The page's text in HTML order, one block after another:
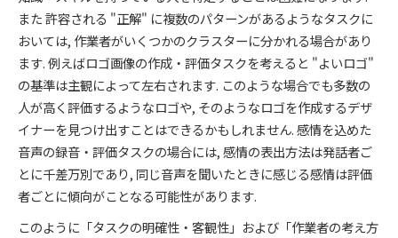
また 許容される "正解" に複数のパターンがあるようなタスクに
おいては, 作業者がいくつかのクラスターに分かれる場合があり
ます. 例えばロゴ画像の作成・評価タスクを考えると "よいロゴ"
の基準は主観によって左右されます. このような場合でも多数の
人が高く評価するようなロゴや, そのようなロゴを作成するデザ
イナーを見つけ出すことはできるかもしれません. 感情を込めた
音声の録音・評価タスクの場合には, 感情の表出方法は発話者ご
とに千差万別であり, 同じ音声を聞いたときに感じる感情は評価
者ごとに傾向がことなる可能性があります.
このように「タスクの明確性・客観性」および「作業者の考え方